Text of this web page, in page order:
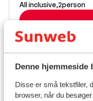
Denne hjemmeside
Disse er små tekstfiler,
browser, når du
All inclusive 2person
Praktisk
Hovedstad:
Hovedstaden er Athen.